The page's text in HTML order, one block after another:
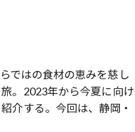
ではの食材の恵みを慈し
。2023年から今夏に向け
介する。今回は、静岡・